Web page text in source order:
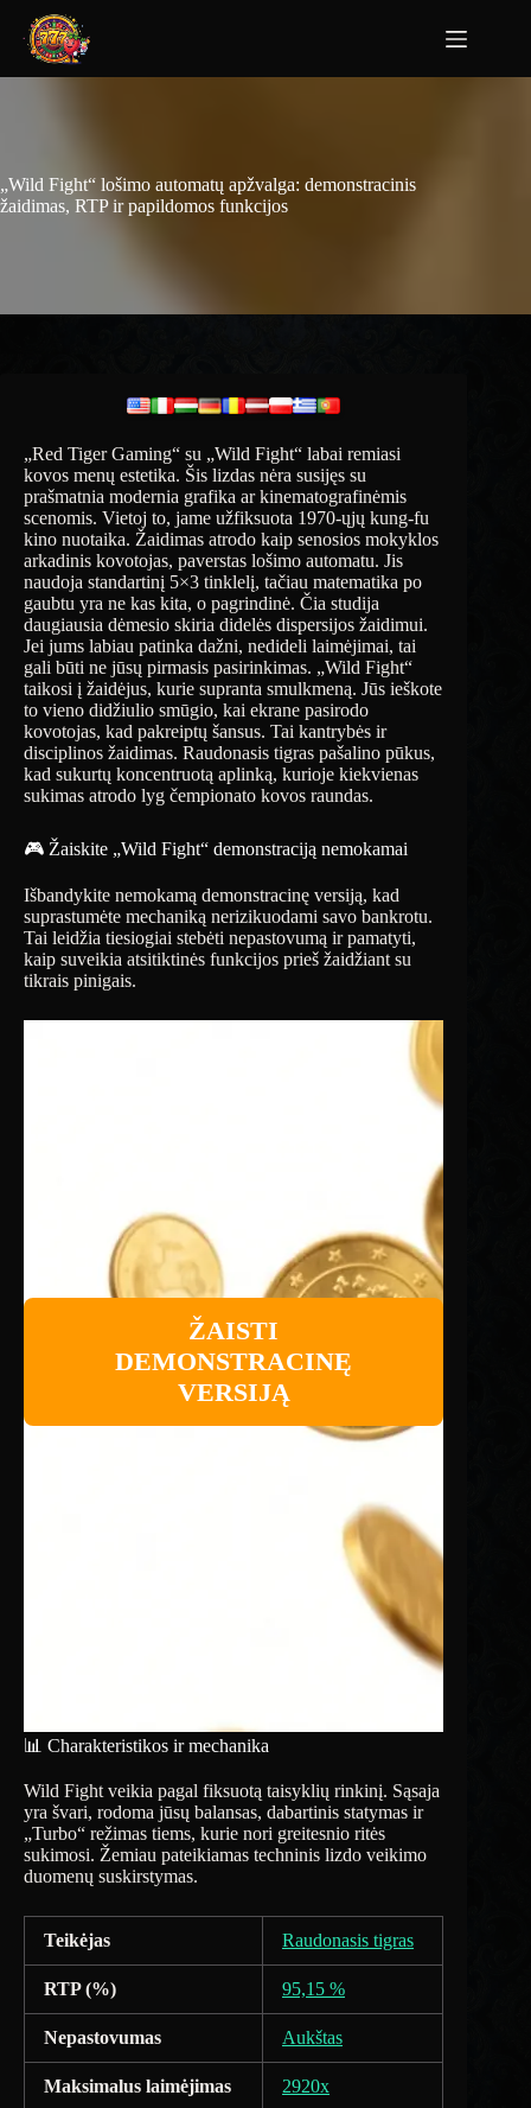
„Wild Fight“ lošimo automatų apžvalga: demonstracinis
žaidimas, RTP ir papildomos funkcijos
„Red Tiger Gaming“ su „Wild Fight“ labai remiasi
kovos menų estetika. Šis lizdas nėra susijęs su
prašmatnia modernia grafika ar kinematografinėmis
scenomis. Vietoj to, jame užfiksuota 1970-ųjų kung-fu
kino nuotaika. Žaidimas atrodo kaip senosios mokyklos
arkadinis kovotojas, paverstas lošimo automatu. Jis
naudoja standartinį 5×3 tinklelį, tačiau matematika po
gaubtu yra ne kas kita, o pagrindinė. Čia studija
daugiausia dėmesio skiria didelės dispersijos žaidimui.
Jei jums labiau patinka dažni, nedideli laimėjimai, tai
gali būti ne jūsų pirmasis pasirinkimas. „Wild Fight“
taikosi į žaidėjus, kurie supranta smulkmeną. Jūs ieškote
to vieno didžiulio smūgio, kai ekrane pasirodo
kovotojas, kad pakreiptų šansus. Tai kantrybės ir
disciplinos žaidimas. Raudonasis tigras pašalino pūkus,
kad sukurtų koncentruotą aplinką, kurioje kiekvienas
sukimas atrodo lyg čempionato kovos raundas.
🎮 Žaiskite „Wild Fight“ demonstraciją nemokamai
Išbandykite nemokamą demonstracinę versiją, kad
suprastumėte mechaniką nerizikuodami savo bankrotu.
Tai leidžia tiesiogiai stebėti nepastovumą ir pamatyti,
kaip suveikia atsitiktinės funkcijos prieš žaidžiant su
tikrais pinigais.
ŽAISTI
DEMONSTRACINĘ
VERSIJĄ
📊 Charakteristikos ir mechanika
Wild Fight veikia pagal fiksuotą taisyklių rinkinį. Sąsaja
yra švari, rodoma jūsų balansas, dabartinis statymas ir
„Turbo“ režimas tiems, kurie nori greitesnio ritės
sukimosi. Žemiau pateikiamas techninis lizdo veikimo
duomenų suskirstymas.
Teikėjas Raudonasis tigras
RTP (%) 95,15 %
Nepastovumas Aukštas
Maksimalus laimėjimas 2920x